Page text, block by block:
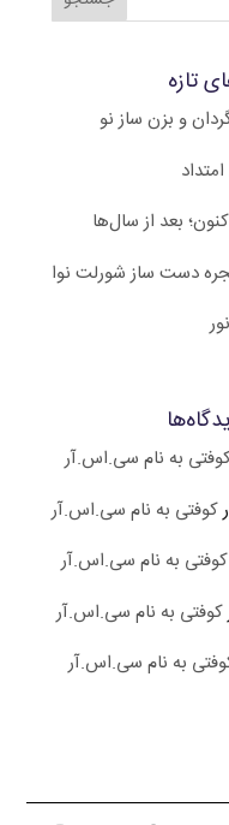
تازه
و بزن ساز نو
بعد از سال‌ها
دست ساز شورلت نوا
به نام سی.اس.آر
کوفتی به نام سی.اس.آر
کوفتی به نام سی.اس.آر
کوفتی به نام سی.اس.آر
به نام سی.اس.آر